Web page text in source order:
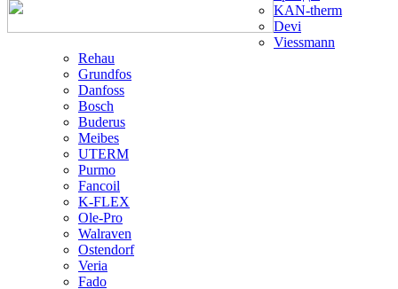
KAN-therm
Devi
Viessmann
Rehau
Grundfos
Danfoss
Bosch
Buderus
Meibes
UTERM
Purmo
Fancoil
K-FLEX
Ole-Pro
Walraven
Ostendorf
Veria
Fado